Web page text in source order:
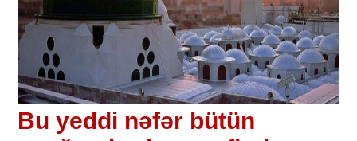
Bu yeddi nəfər bütün